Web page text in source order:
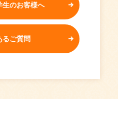
生のお客様へ
るご質問